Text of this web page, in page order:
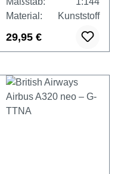
Material:
Kunststoff
29,95 €